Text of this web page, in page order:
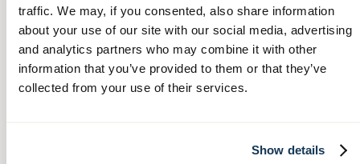
traffic. We may, if you consented, also share information
about your use of our site with our social media, advertising
and analytics partners who may combine it with other
information that you’ve provided to them or that they’ve
collected from your use of their services.
Show details